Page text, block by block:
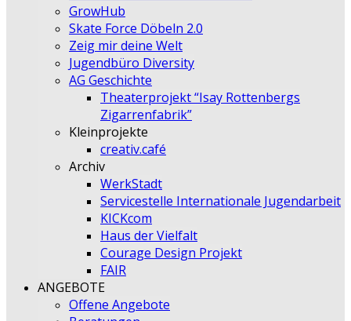
GrowHub
Skate Force Döbeln 2.0
Zeig mir deine Welt
Jugendbüro Diversity
AG Geschichte
Theaterprojekt “Isay Rottenbergs
Zigarrenfabrik”
Kleinprojekte
creativ.café
Archiv
WerkStadt
Servicestelle Internationale Jugendarbeit
KICKcom
Haus der Vielfalt
Courage Design Projekt
FAIR
ANGEBOTE
Offene Angebote